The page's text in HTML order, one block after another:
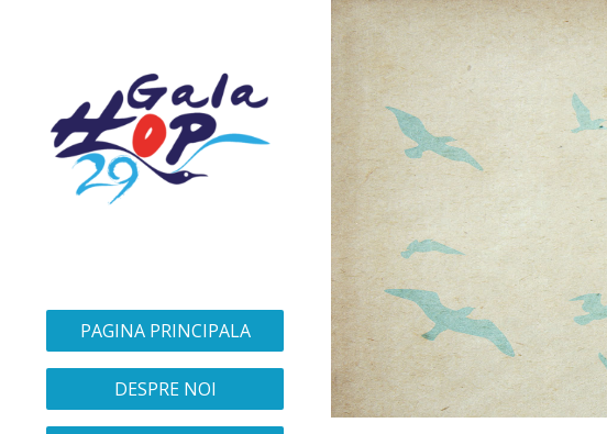
PAGINA PRINCIPALA
DESPRE NOI